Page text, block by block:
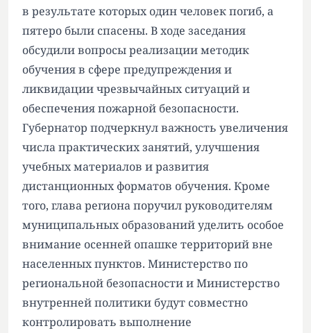
в результате которых один человек погиб, а
пятеро были спасены. В ходе заседания
обсудили вопросы реализации методик
обучения в сфере предупреждения и
ликвидации чрезвычайных ситуаций и
обеспечения пожарной безопасности.
Губернатор подчеркнул важность увеличения
числа практических занятий, улучшения
учебных материалов и развития
дистанционных форматов обучения. Кроме
того, глава региона поручил руководителям
муниципальных образований уделить особое
внимание осенней опашке территорий вне
населенных пунктов. Министерство по
региональной безопасности и Министерство
внутренней политики будут совместно
контролировать выполнение